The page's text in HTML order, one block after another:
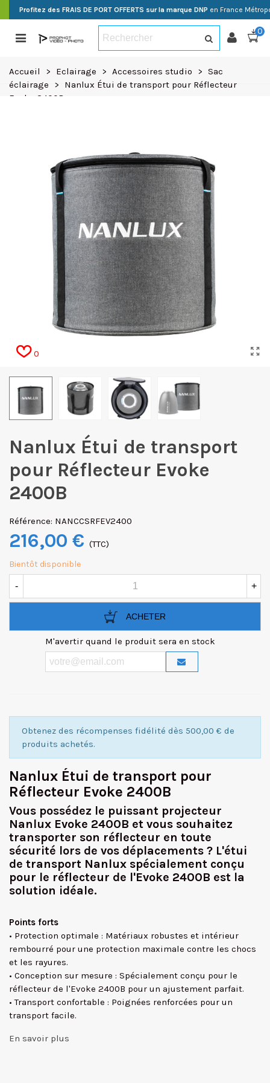
Profitez des FRAIS DE PORT OFFERTS sur la marque DNP en France
0
Accueil > Eclairage > Accessoires studio > Sac
éclairage
>
Nanlux Étui de transport pour Réflecteur
Evoke 2400B
0
Nanlux Étui de transport
pour Réflecteur Evoke
2400B
Référence: NANCCSRFEV2400
216,00 € (TTC)
Bientôt disponible
- +
ACHETER
M'avertir quand le produit sera en stock
Obtenez des récompenses fidélité dès 500,00 € de
produits achetés.
Nanlux Étui de transport pour
Réflecteur Evoke 2400B
Vous possédez le puissant projecteur
Nanlux Evoke 2400B et vous souhaitez
transporter son réflecteur en toute
sécurité lors de vos déplacements ? L'étui
de transport Nanlux spécialement conçu
pour le réflecteur de l'Evoke 2400B est la
solution idéale.
Points forts
• Protection optimale : Matériaux robustes et intérieur
rembourré pour une protection maximale contre les chocs
et les rayures.
• Conception sur mesure : Spécialement conçu pour le
réflecteur de l'Evoke 2400B pour un ajustement parfait.
• Transport confortable : Poignées renforcées pour un
transport facile.
En savoir plus